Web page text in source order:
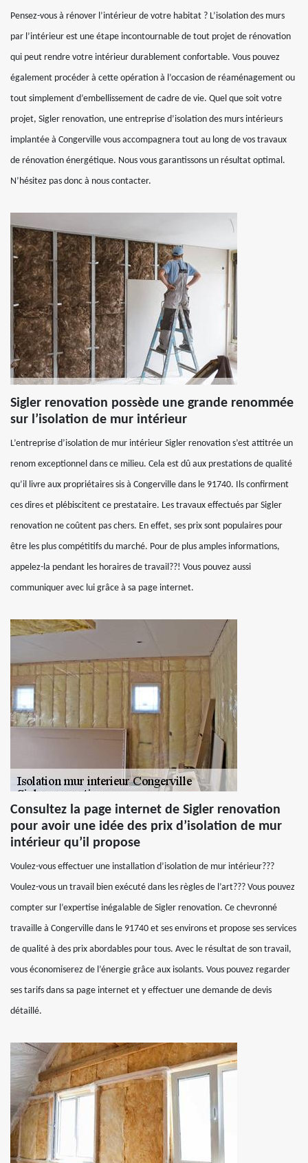
Pensez-vous à rénover l’intérieur de votre habitat ? L’isolation des murs
par l’intérieur est une étape incontournable de tout projet de rénovation
qui peut rendre votre intérieur durablement confortable. Vous pouvez
également procéder à cette opération à l’occasion de réaménagement ou
tout simplement d’embellissement de cadre de vie. Quel que soit votre
projet, Sigler renovation, une entreprise d’isolation des murs intérieurs
implantée à Congerville vous accompagnera tout au long de vos travaux
de rénovation énergétique. Nous vous garantissons un résultat optimal.
N’hésitez pas donc à nous contacter.
Sigler renovation possède une grande renommée
sur l’isolation de mur intérieur
L’entreprise d’isolation de mur intérieur Sigler renovation s’est attitrée un
renom exceptionnel dans ce milieu. Cela est dû aux prestations de qualité
qu’il livre aux propriétaires sis à Congerville dans le 91740. Ils confirment
ces dires et plébiscitent ce prestataire. Les travaux effectués par Sigler
renovation ne coûtent pas chers. En effet, ses prix sont populaires pour
être les plus compétitifs du marché. Pour de plus amples informations,
appelez-la pendant les horaires de travail??! Vous pouvez aussi
communiquer avec lui grâce à sa page internet.
Consultez la page internet de Sigler renovation
pour avoir une idée des prix d’isolation de mur
intérieur qu’il propose
Voulez-vous effectuer une installation d’isolation de mur intérieur???
Voulez-vous un travail bien exécuté dans les règles de l’art??? Vous pouvez
compter sur l’expertise inégalable de Sigler renovation. Ce chevronné
travaille à Congerville dans le 91740 et ses environs et propose ses services
de qualité à des prix abordables pour tous. Avec le résultat de son travail,
vous économiserez de l’énergie grâce aux isolants. Vous pouvez regarder
ses tarifs dans sa page internet et y effectuer une demande de devis
détaillé.